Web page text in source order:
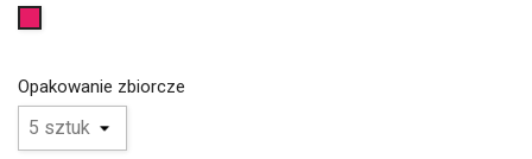
Opakowanie zbiorcze